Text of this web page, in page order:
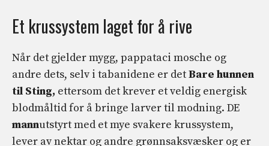
Et krussystem laget for å rive
Når det gjelder mygg, pappataci mosche og
andre dets, selv i tabanidene er detBare hunnen
til Sting, ettersom det krever et veldig energisk
blodmåltid for å bringe larver til modning. DE
mannutstyrt med et mye svakere krussystem,
lever av nektar og andre grønnsaksvæsker og er